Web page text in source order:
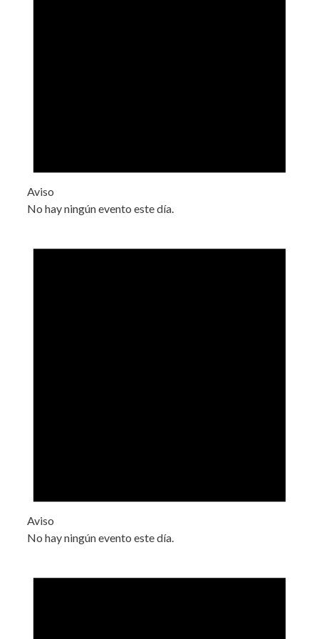
Aviso
No hay ningún evento este día.
Aviso
No hay ningún evento este día.